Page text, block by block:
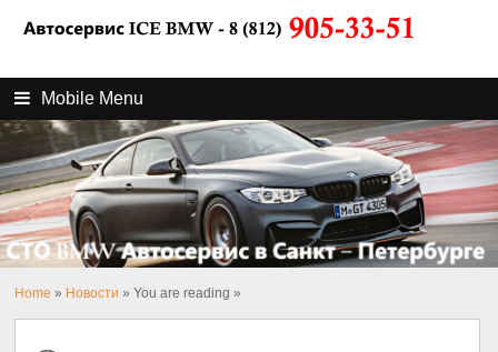
Mobile Menu
Home » Новости » You are reading »